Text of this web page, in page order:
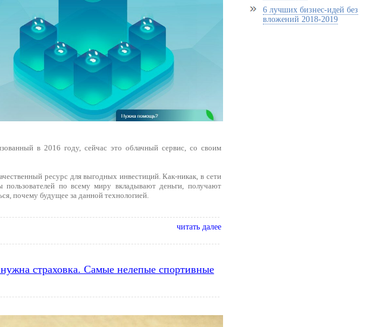
в 2016 году, сейчас это облачный сервис, со своим
ресурс для выгодных инвестиций. Как-никак, в сети
по всему миру вкладывают деньги, получают
почему будущее за данной технологией.
читать далее
страховка. Самые нелепые спортивные
6 лучших бизнес-идей без
вложений 2018-2019